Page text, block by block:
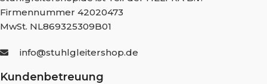
Firmennummer 42020473
MwSt. NL869325309B01
info@stuhlgleitershop.de
Kundenbetreuung